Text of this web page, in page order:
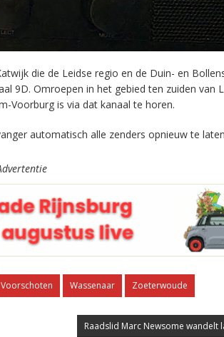
die de Leidse regio en de Duin- en
9D. Omroepen in het gebied ten zuiden van
Voorburg is via dat kanaal te horen.
automatisch alle zenders opnieuw te
Voorschoten Wassenaar Zoeterwoude
Raadslid Marc Newsome wandelt